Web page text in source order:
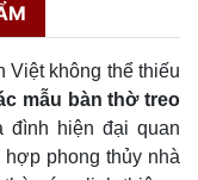
Việt không thể thiếu
mẫu bàn thờ treo
đình hiện đại quan
phong thủy nhà